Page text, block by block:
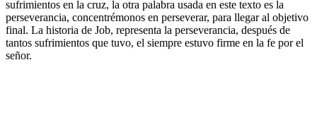
sufrimientos en la cruz, la otra palabra usada en este texto es la
perseverancia, concentrémonos en perseverar, para llegar al objetivo
final. La historia de Job, representa la perseverancia, después de
tantos sufrimientos que tuvo, el siempre estuvo firme en la fe por el
señor.